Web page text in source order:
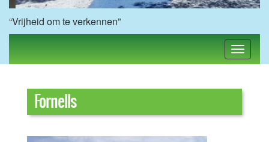
“Vrijheid om te verkennen”
Fornells